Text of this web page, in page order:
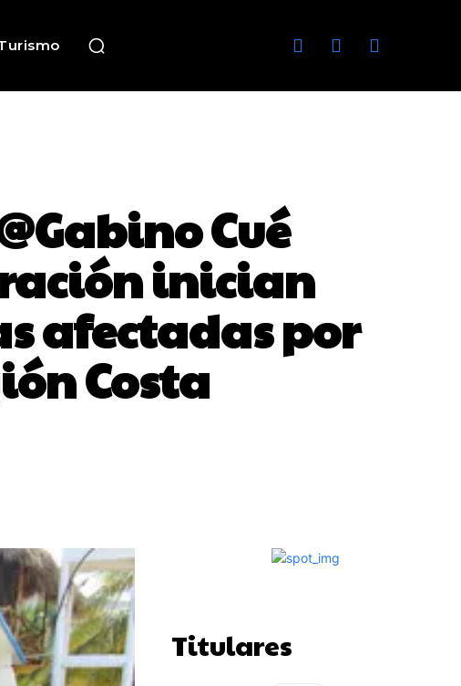
Cué
inician
afectadas por
Costa
Titulares